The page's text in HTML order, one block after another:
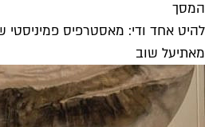
המסך
להיט אחד ודי: מאסטרפיס
מאתיעל שוב